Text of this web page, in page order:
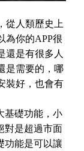
從人類歷史上
為你的APP很
還是有很多人
是需要的，哪
裝好，也會有
基礎功能，小
對是超過市面
功能是可以讓